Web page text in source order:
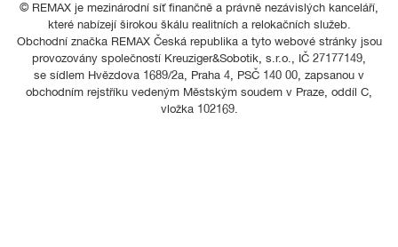
© REMAX je mezinárodní síť finančně a právně nezávislých kanceláří,
které nabízejí širokou škálu realitních a relokačních služeb.
Obchodní značka REMAX Česká republika a tyto webové stránky jsou
provozovány společností Kreuziger&Sobotik, s.r.o., IČ 27177149,
se sídlem Hvězdova 1689/2a, Praha 4, PSČ 140 00, zapsanou v
obchodním rejstříku vedeným Městským soudem v Praze, oddíl C,
vložka 102169.